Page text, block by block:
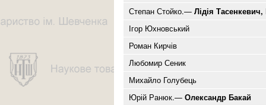
Степан Стойко.— Лідія
Ігор Юхновський
Роман Кирчів
Любомир Сеник
Михайло Голубець
Юрій Ранюк.— Олександр Бакай